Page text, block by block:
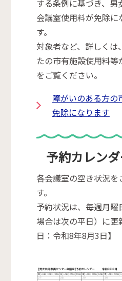
する条例に基づき、男
会議室使用料が免除に
す。
対象者など、詳しく
たの市有施設使用料等
をご覧ください。
障がいのある方の
免除になります
予約カレン
各会議室の空き状況を
す。
予約状況は、毎週月
場合は次の平日）に更
日：令和8年8月3日】